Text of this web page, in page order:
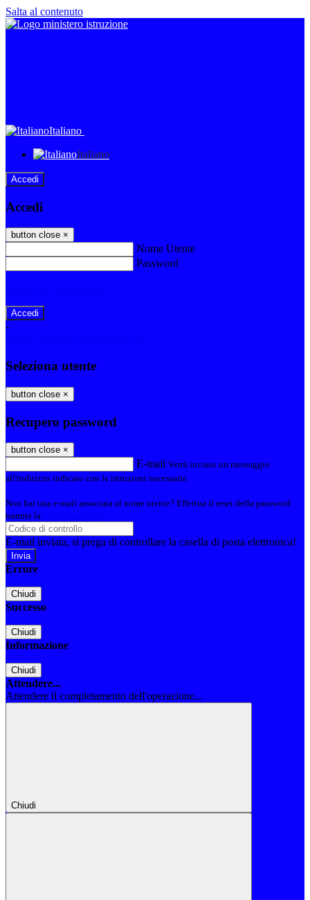
Salta al contenuto
Italiano
Italiano
Accedi
Accedi
button close ×
Nome Utente
Password
-
Seleziona utente
button close ×
Recupero password
button close ×
E-mail Verrà inviato un messaggio
all'indirizzo indicato con le istruzioni necessarie.
Non hai una e-mail associata al nome utente? Effettua il reset della password
tramite la
E-mail inviata, si prega di controllare la casella di posta elettronica!
Errore
Chiudi
Successo
Chiudi
Informazione
Chiudi
Attendere...
Attendere il completamento dell'operazione...
Chiudi